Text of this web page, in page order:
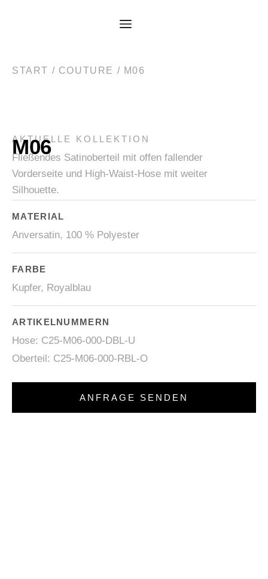
START / COUTURE / M06
AKTUELLE KOLLEKTION
M06
Fließendes Satinoberteil mit offen fallender
Vorderseite und High-Waist-Hose mit weiter
Silhouette.
MATERIAL
Anversatin, 100 % Polyester
FARBE
Kupfer, Royalblau
ARTIKELNUMMERN
Hose: C25-M06-000-DBL-U
Oberteil: C25-M06-000-RBL-O
ANFRAGE SENDEN